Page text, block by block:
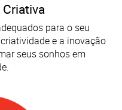
para o seu
e a inovação
seus sonhos em